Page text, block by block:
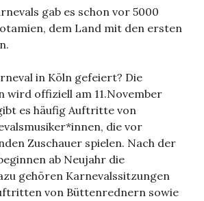
gab es schon vor 5000
dem Land mit den ersten
in Köln gefeiert? Die
wird offiziell am 11.November
es häufig Auftritte von
die vor
Zuschauer spielen. Nach der
ab Neujahr die
gehören Karnevalssitzungen
von Büttenrednern sowie